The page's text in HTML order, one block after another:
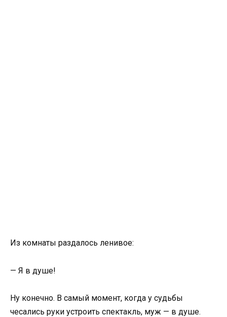
Из комнаты раздалось ленивое:
— Я в душе!
Ну конечно. В самый момент, когда у судьбы
чесались руки устроить спектакль, муж — в душе.